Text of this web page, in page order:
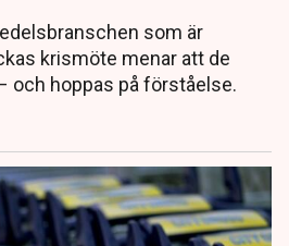
som är
krismöte menar att de
och hoppas på förståelse.